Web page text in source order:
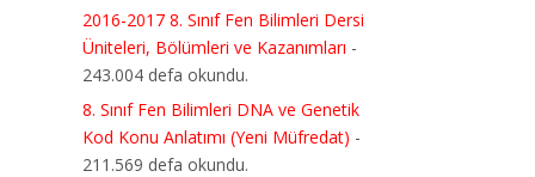
2016-2017 8. Sınıf Fen Bilimleri Dersi
Üniteleri, Bölümleri ve Kazanımları -
243.004 defa okundu.
8. Sınıf Fen Bilimleri DNA ve Genetik
Kod Konu Anlatımı (Yeni Müfredat) -
211.569 defa okundu.